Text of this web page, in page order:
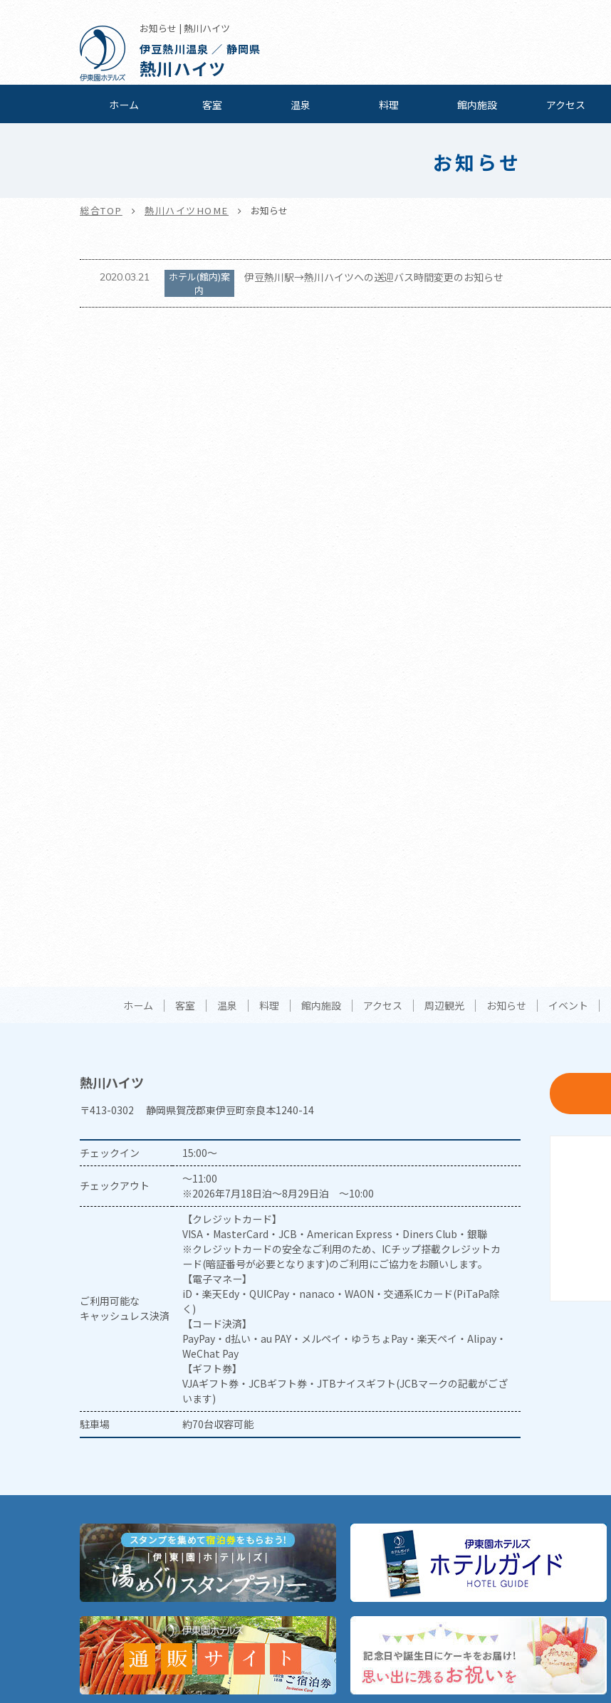
お知らせ | 熱川ハイツ
伊豆熱川温泉 ／ 静岡県
熱川ハイツ
ホーム 客室 温泉 料理 館内施設 アクセス
お知らせ
総合TOP 熱川ハイツHOME お知らせ
2020.03.21
ホテル(館内)案
内
伊豆熱川駅→熱川ハイツへの送迎バス時間変更のお知らせ
ホーム 客室 温泉 料理 館内施設 アクセス 周辺観光 お知らせ イベント
熱川ハイツ
〒413-0302 静岡県賀茂郡東伊豆町奈良本1240-14
チェックイン 15:00～
チェックアウト
～11:00
※2026年7月18日泊～8月29日泊 ～10:00
ご利用可能な
キャッシュレス決済
【クレジットカード】
VISA・MasterCard・JCB・American Express・Diners Club・銀聯
※クレジットカードの安全なご利用のため、ICチップ搭載クレジットカ
ード(暗証番号が必要となります)のご利用にご協力をお願いします。
【電子マネー】
iD・楽天Edy・QUICPay・nanaco・WAON・交通系ICカード(PiTaPa除
く)
【コード決済】
PayPay・d払い・au PAY・メルペイ・ゆうちょPay・楽天ペイ・Alipay・
WeChat Pay
【ギフト券】
VJAギフト券・JCBギフト券・JTBナイスギフト(JCBマークの記載がござ
います)
駐車場
約70台収容可能